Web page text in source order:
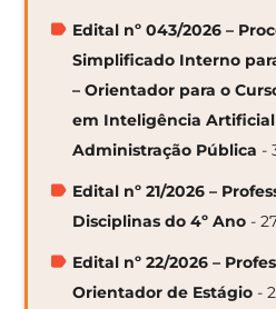
Edital nº 043/2026 –
Simplificado Interno
– Orientador para o
em Inteligência
Administração Pública -
Edital nº 21/2026 –
Disciplinas do 4º Ano -
Edital nº 22/2026 –
Orientador de Estágio -